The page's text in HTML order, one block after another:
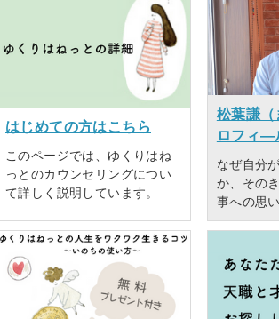
はじめての方はこちら
このページでは、ゆくりはね
っとのカウンセリングについ
て詳しく説明しています。
松葉謙（
ロフィ―
なぜ自分
か、その
事への思